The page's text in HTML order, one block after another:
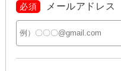
必須 メールアドレス